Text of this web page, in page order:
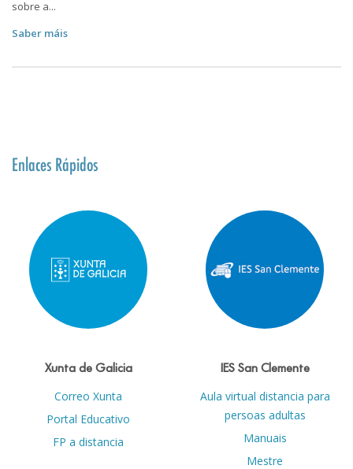
sobre a...
Saber máis
Enlaces Rápidos
Xunta de Galicia
Correo Xunta
Portal Educativo
FP a distancia
IES San Clemente
Aula virtual distancia para
persoas adultas
Manuais
Mestre